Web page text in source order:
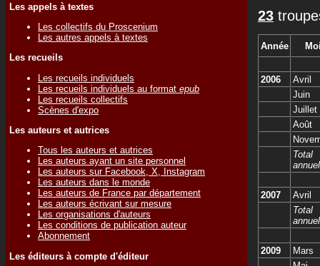
Les appels à textes
Les collectifs du Proscenium
Les autres appels à textes
Les recueils
Les recueils individuels
Les recueils individuels au format epub
Les recueils collectifs
Scènes d'expo
Les auteurs et autrices
Tous les auteurs et autrices
Les auteurs ayant un site personnel
Les auteurs sur Facebook, X, Instagram
Les auteurs dans le monde
Les auteurs de France par département
Les auteurs écrivant sur mesure
Les organisations d'auteurs
Les conditions de publication auteur
Abonnement
Les éditeurs à compte d'éditeur
23
Année
2006
Avril
Juin
Juillet
Août
Total
annuel
2007
Avril
Total
annuel
2009
Mars